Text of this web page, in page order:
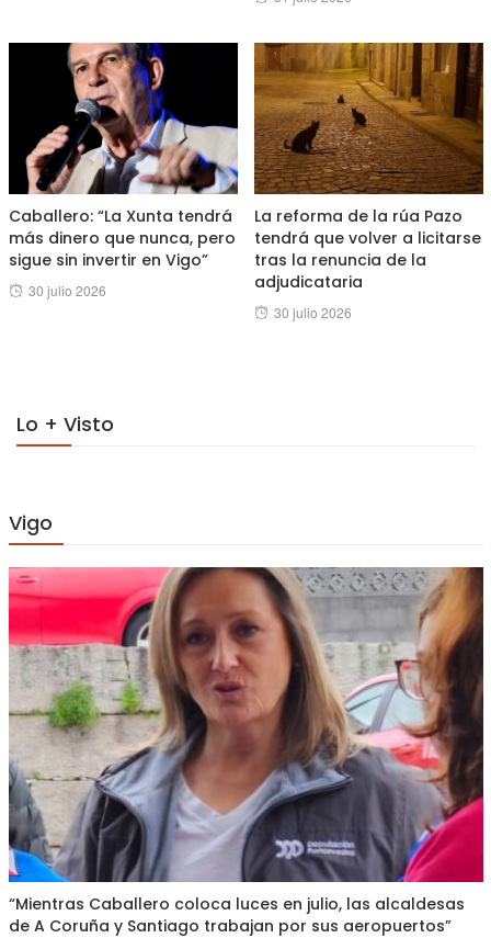
Caballero: “La Xunta tendrá
más dinero que nunca, pero
sigue sin invertir en Vigo”
Posted
30 julio 2026
La reforma de la rúa Pazo
tendrá que volver a licitarse
tras la renuncia de la
adjudicataria
Posted
30 julio 2026
Lo + Visto
Vigo
“Mientras Caballero coloca luces en julio, las alcaldesas
de A Coruña y Santiago trabajan por sus aeropuertos”